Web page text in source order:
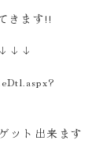
きます!!
↓↓↓
ット出来ます